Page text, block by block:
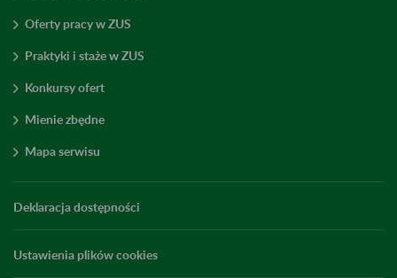
Oferty pracy w ZUS
Praktyki i staże w ZUS
Konkursy ofert
Mienie zbędne
Mapa serwisu
Deklaracja dostępności
Ustawienia plików cookies